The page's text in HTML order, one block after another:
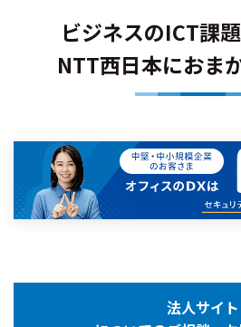
ビジネスのICT課
NTT西日本におま
法人サイト